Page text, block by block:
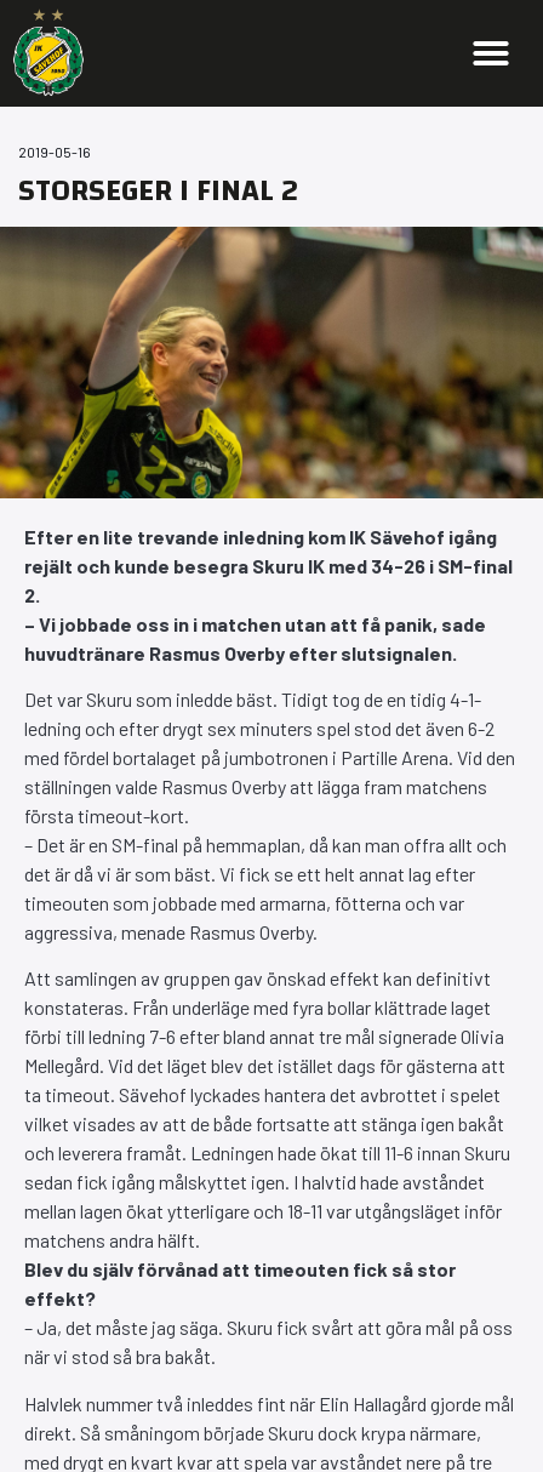
2019-05-16
STORSEGER I FINAL 2
Efter en lite trevande inledning kom IK Sävehof igång
rejält och kunde besegra Skuru IK med 34-26 i SM-final
2.
– Vi jobbade oss in i matchen utan att få panik, sade
huvudtränare Rasmus Overby efter slutsignalen.
Det var Skuru som inledde bäst. Tidigt tog de en tidig 4-1-
ledning och efter drygt sex minuters spel stod det även 6-2
med fördel bortalaget på jumbotronen i Partille Arena. Vid den
ställningen valde Rasmus Overby att lägga fram matchens
första timeout-kort.
– Det är en SM-final på hemmaplan, då kan man offra allt och
det är då vi är som bäst. Vi fick se ett helt annat lag efter
timeouten som jobbade med armarna, fötterna och var
aggressiva, menade Rasmus Overby.
Att samlingen av gruppen gav önskad effekt kan definitivt
konstateras. Från underläge med fyra bollar klättrade laget
förbi till ledning 7-6 efter bland annat tre mål signerade Olivia
Mellegård. Vid det läget blev det istället dags för gästerna att
ta timeout. Sävehof lyckades hantera det avbrottet i spelet
vilket visades av att de både fortsatte att stänga igen bakåt
och leverera framåt. Ledningen hade ökat till 11-6 innan Skuru
sedan fick igång målskyttet igen. I halvtid hade avståndet
mellan lagen ökat ytterligare och 18-11 var utgångsläget inför
matchens andra hälft.
Blev du själv förvånad att timeouten fick så stor
effekt?
– Ja, det måste jag säga. Skuru fick svårt att göra mål på oss
när vi stod så bra bakåt.
Halvlek nummer två inleddes fint när Elin Hallagård gjorde mål
direkt. Så småningom började Skuru dock krypa närmare,
med drygt en kvart kvar att spela var avståndet nere på tre